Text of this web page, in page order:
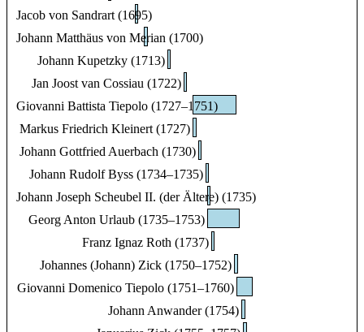
Jacob von Sandrart (1695)
Johann Matthäus von Merian (1700)
Johann Kupetzky (1713)
Jan Joost van Cossiau (1722)
Giovanni Battista Tiepolo (1727–1751)
Markus Friedrich Kleinert (1727)
Johann Gottfried Auerbach (1730)
Johann Rudolf Byss (1734–1735)
Johann Joseph Scheubel II. (der Ältere) (1735)
Georg Anton Urlaub (1735–1753)
Franz Ignaz Roth (1737)
Johannes (Johann) Zick (1750–1752)
Giovanni Domenico Tiepolo (1751–1760)
Johann Anwander (1754)